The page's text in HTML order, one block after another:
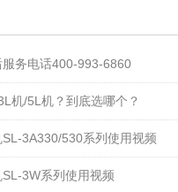
务电话400-993-6860
机/5L机？到底选哪个？
3A330/530系列使用视频
3W系列使用视频